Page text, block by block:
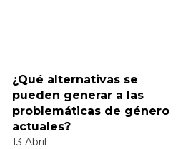
¿Qué alternativas se
pueden generar a las
problemáticas de género
actuales?
13 Abril